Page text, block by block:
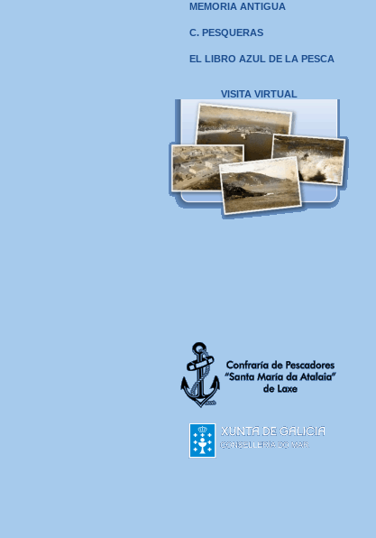
MEMORIA ANTIGUA
C. PESQUERAS
EL LIBRO AZUL DE LA PESCA
VISITA VIRTUAL